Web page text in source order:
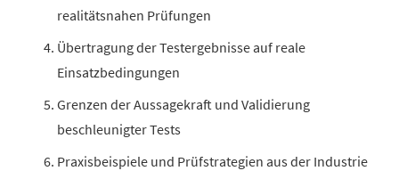
realitätsnahen Prüfungen
Übertragung der Testergebnisse auf reale
Einsatzbedingungen
Grenzen der Aussagekraft und Validierung
beschleunigter Tests
Praxisbeispiele und Prüfstrategien aus der Industrie